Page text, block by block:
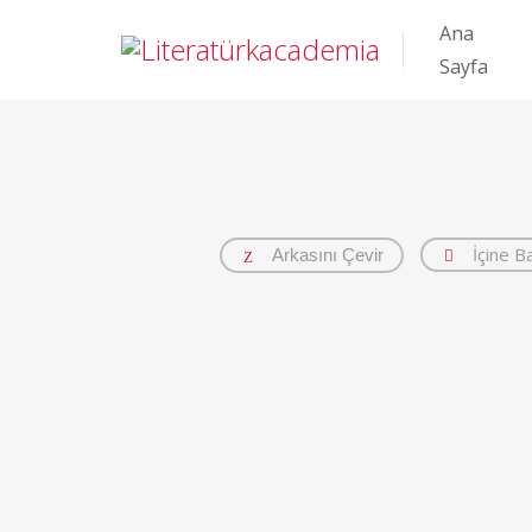
Ana
Sayfa
Arkasını Çevir İçine